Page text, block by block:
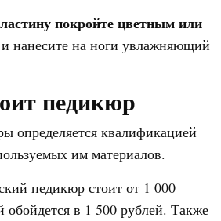
покройте цветным или
и нанесите на ноги увлажняющий
педикюр
определяется квалификацией
им материалов.
педикюр стоит от 1 000
в 1 500 рублей. Также